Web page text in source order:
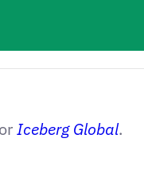
Iceberg Global.